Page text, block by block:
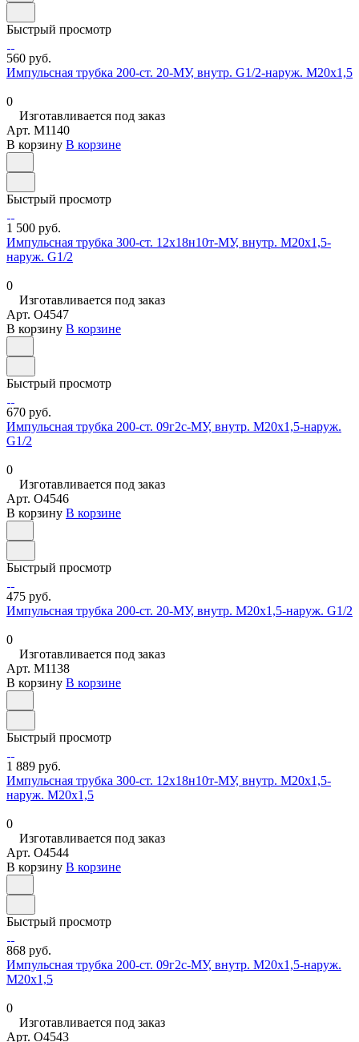
Быстрый просмотр
560 руб.
Импульсная трубка 200-ст. 20-МУ, внутр. G1/2-наруж. М20х1,5
0
Изготавливается под заказ
Арт. M1140
В корзину В корзине
Быстрый просмотр
1 500 руб.
Импульсная трубка 300-ст. 12х18н10т-МУ, внутр. М20х1,5-
наруж. G1/2
0
Изготавливается под заказ
Арт. O4547
В корзину В корзине
Быстрый просмотр
670 руб.
Импульсная трубка 200-ст. 09г2с-МУ, внутр. М20х1,5-наруж.
G1/2
0
Изготавливается под заказ
Арт. O4546
В корзину В корзине
Быстрый просмотр
475 руб.
Импульсная трубка 200-ст. 20-МУ, внутр. М20х1,5-наруж. G1/2
0
Изготавливается под заказ
Арт. M1138
В корзину В корзине
Быстрый просмотр
1 889 руб.
Импульсная трубка 300-ст. 12х18н10т-МУ, внутр. М20х1,5-
наруж. М20х1,5
0
Изготавливается под заказ
Арт. O4544
В корзину В корзине
Быстрый просмотр
868 руб.
Импульсная трубка 200-ст. 09г2с-МУ, внутр. М20х1,5-наруж.
М20х1,5
0
Изготавливается под заказ
Арт. O4543